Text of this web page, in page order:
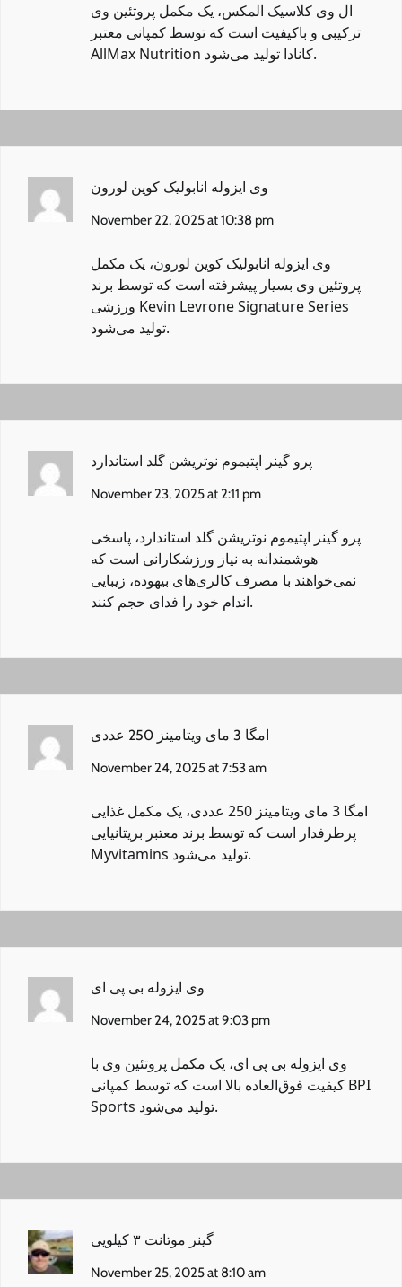
ال وی کلاسیک المکس، یک مکمل پروتئین وی
ترکیبی و باکیفیت است که توسط کمپانی معتبر
AllMax Nutrition کانادا تولید می‌شود.
وی ایزوله انابولیک کوین لورون
November 22, 2025 at 10:38 pm
وی ایزوله انابولیک کوین لورون، یک مکمل
پروتئین وی بسیار پیشرفته است که توسط برند
ورزشی Kevin Levrone Signature Series
تولید می‌شود.
پرو گینر اپتیموم نوتریشن گلد استاندارد
November 23, 2025 at 2:11 pm
پرو گینر اپتیموم نوتریشن گلد استاندارد، پاسخی
هوشمندانه به نیاز ورزشکارانی است که
نمی‌خواهند با مصرف کالری‌های بیهوده، زیبایی
اندام خود را فدای حجم کنند.
امگا 3 مای ویتامینز 250 عددی
November 24, 2025 at 7:53 am
امگا 3 مای ویتامینز 250 عددی
، یک مکمل غذایی
پرطرفدار است که توسط برند معتبر بریتانیایی
Myvitamins تولید می‌شود.
وی ایزوله بی پی ای
November 24, 2025 at 9:03 pm
وی ایزوله بی پی ای، یک مکمل پروتئین وی با
کیفیت فوق‌العاده بالا است که توسط کمپانی BPI
Sports تولید می‌شود.
گینر موتانت ۳ کیلویی
November 25, 2025 at 8:10 am